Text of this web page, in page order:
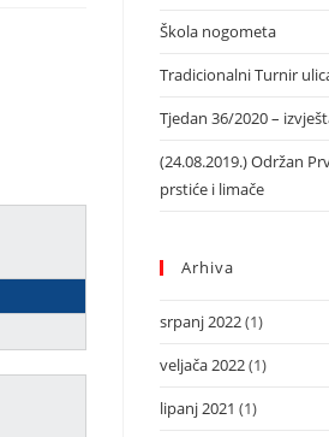
Škola nogometa
Tradicionalni Turnir
Tjedan 36/2020 –
(24.08.2019.) Održan
prstiće i limače
Arhiva
srpanj 2022(1)
veljača 2022(1)
lipanj 2021 (1)